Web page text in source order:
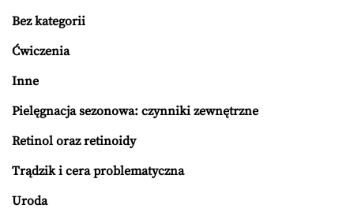
Bez kategorii
Ćwiczenia
Inne
Pielęgnacja sezonowa: czynniki zewnętrzne
Retinol oraz retinoidy
Trądzik i cera problematyczna
Uroda